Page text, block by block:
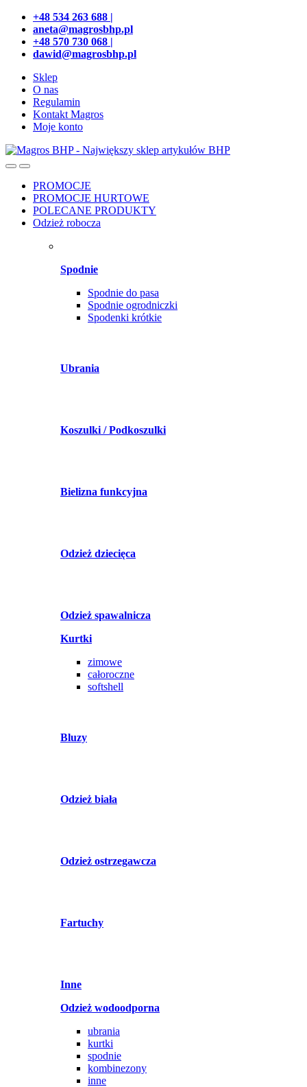
Przejdź
nawigacji
Przeskocz
treści
+48 534 263 688 |
aneta@magrosbhp.pl
+48 570 730 068 |
dawid@magrosbhp.pl
Sklep
O nas
Regulamin
Kontakt Magros
Moje konto
PROMOCJE
PROMOCJE HURTOWE
POLECANE PRODUKTY
Odzież robocza
Spodnie
Spodnie do pasa
Spodnie ogrodniczki
Spodenki krótkie
Ubrania
Koszulki / Podkoszulki
Bielizna funkcyjna
Odzież dziecięca
Odzież spawalnicza
Kurtki
zimowe
całoroczne
softshell
Bluzy
Odzież biała
Odzież ostrzegawcza
Fartuchy
Inne
Odzież wodoodporna
ubrania
kurtki
spodnie
kombinezony
inne